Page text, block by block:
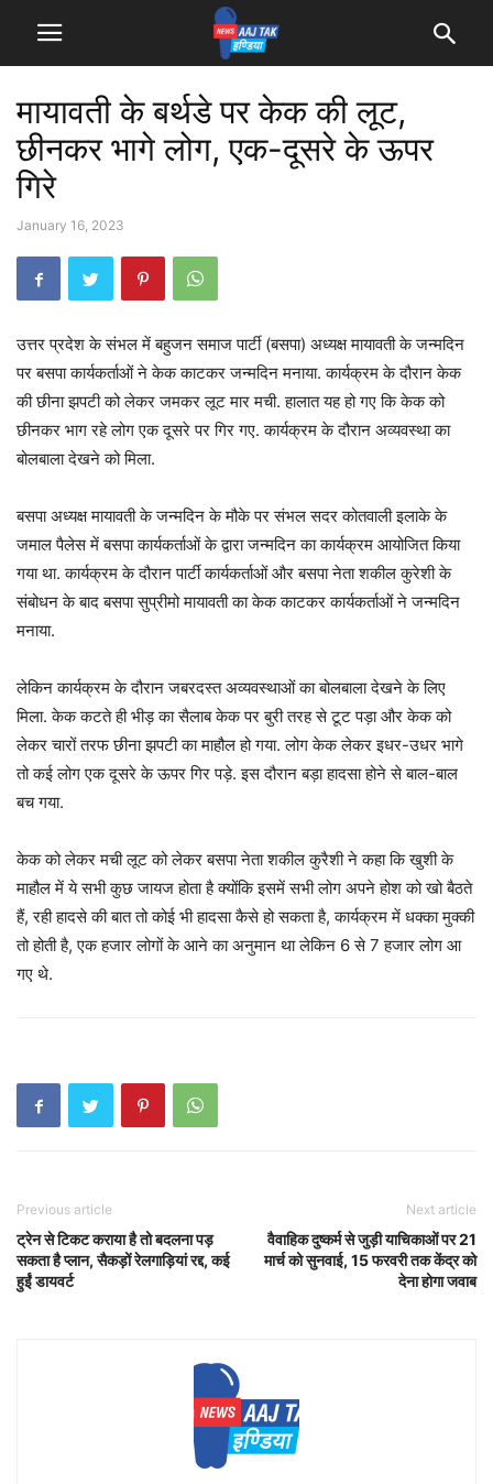
मायावती के बर्थडे पर केक की लूट,
छीनकर भागे लोग, एक-दूसरे के ऊपर
गिरे
January 16, 2023
उत्तर प्रदेश के संभल में बहुजन समाज पार्टी (बसपा) अध्यक्ष मायावती के जन्मदिन
पर बसपा कार्यकर्ताओं ने केक काटकर जन्मदिन मनाया. कार्यक्रम के दौरान केक
की छीना झपटी को लेकर जमकर लूट मार मची. हालात यह हो गए कि केक को
छीनकर भाग रहे लोग एक दूसरे पर गिर गए. कार्यक्रम के दौरान अव्यवस्था का
बोलबाला देखने को मिला.
बसपा अध्यक्ष मायावती के जन्मदिन के मौके पर संभल सदर कोतवाली इलाके के
जमाल पैलेस में बसपा कार्यकर्ताओं के द्वारा जन्मदिन का कार्यक्रम आयोजित किया
गया था. कार्यक्रम के दौरान पार्टी कार्यकर्ताओं और बसपा नेता शकील कुरेशी के
संबोधन के बाद बसपा सुप्रीमो मायावती का केक काटकर कार्यकर्ताओं ने जन्मदिन
मनाया.
लेकिन कार्यक्रम के दौरान जबरदस्त अव्यवस्थाओं का बोलबाला देखने के लिए
मिला. केक कटते ही भीड़ का सैलाब केक पर बुरी तरह से टूट पड़ा और केक को
लेकर चारों तरफ छीना झपटी का माहौल हो गया. लोग केक लेकर इधर-उधर भागे
तो कई लोग एक दूसरे के ऊपर गिर पड़े. इस दौरान बड़ा हादसा होने से बाल-बाल
बच गया.
केक को लेकर मची लूट को लेकर बसपा नेता शकील कुरैशी ने कहा कि खुशी के
माहौल में ये सभी कुछ जायज होता है क्योंकि इसमें सभी लोग अपने होश को खो बैठते
हैं, रही हादसे की बात तो कोई भी हादसा कैसे हो सकता है, कार्यक्रम में धक्का मुक्की
तो होती है, एक हजार लोगों के आने का अनुमान था लेकिन 6 से 7 हजार लोग आ
गए थे.
Previous article
ट्रेन से टिकट कराया है तो बदलना पड़
सकता है प्लान, सैकड़ों रेलगाड़ियां रद्द, कई
हुईं डायवर्ट
Next article
वैवाहिक दुष्कर्म से जुड़ी याचिकाओं पर 21
मार्च को सुनवाई, 15 फरवरी तक केंद्र को
देना होगा जवाब